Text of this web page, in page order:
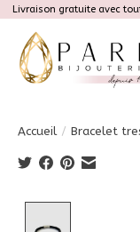
Livraison gratuite avec
Accueil / Bracelet